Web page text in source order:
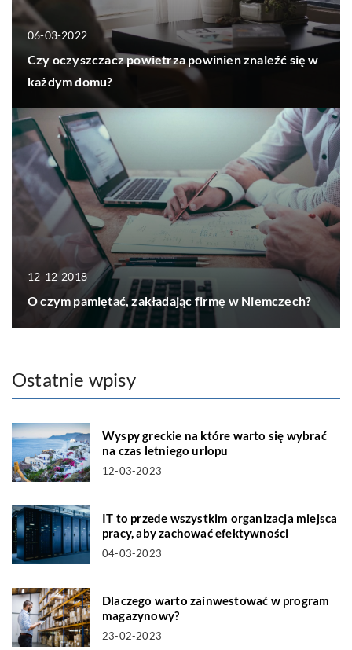
06-03-2022
Czy oczyszczacz powietrza powinien znaleźć się w
każdym domu?
12-12-2018
O czym pamiętać, zakładając firmę w Niemczech?
Ostatnie wpisy
Wyspy greckie na które warto się wybrać
na czas letniego urlopu
12-03-2023
IT to przede wszystkim organizacja miejsca
pracy, aby zachować efektywności
04-03-2023
Dlaczego warto zainwestować w program
magazynowy?
23-02-2023